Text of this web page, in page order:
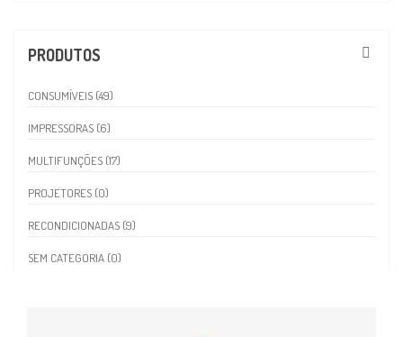
PRODUTOS
CONSUMÍVEIS (49)
IMPRESSORAS (6)
MULTIFUNÇÕES (17)
PROJETORES (0)
RECONDICIONADAS (9)
SEM CATEGORIA (0)